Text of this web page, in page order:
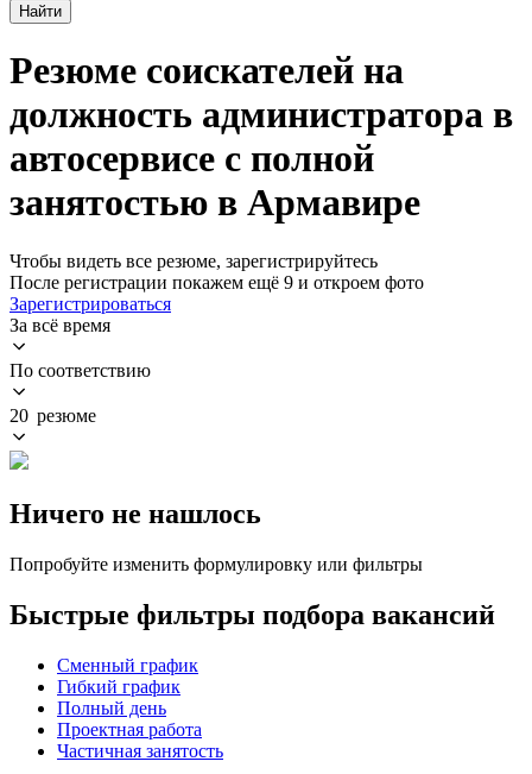
Найти
Резюме соискателей на
должность администратора в
автосервисе с полной
занятостью в Армавире
Чтобы видеть все резюме, зарегистрируйтесь
После регистрации покажем ещё 9 и откроем фото
Зарегистрироваться
За всё время
По соответствию
20 резюме
Ничего не нашлось
Попробуйте изменить формулировку или фильтры
Быстрые фильтры подбора вакансий
Сменный график
Гибкий график
Полный день
Проектная работа
Частичная занятость